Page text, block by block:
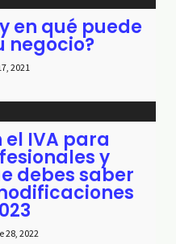
en qué puede
negocio?
2021
el IVA para
y
debes saber
28, 2022